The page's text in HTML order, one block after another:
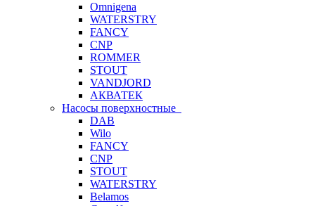
Omnigena
WATERSTRY
FANCY
CNP
ROMMER
STOUT
VANDJORD
АКВАТЕК
Насосы поверхностные
DAB
Wilo
FANCY
CNP
STOUT
WATERSTRY
Belamos